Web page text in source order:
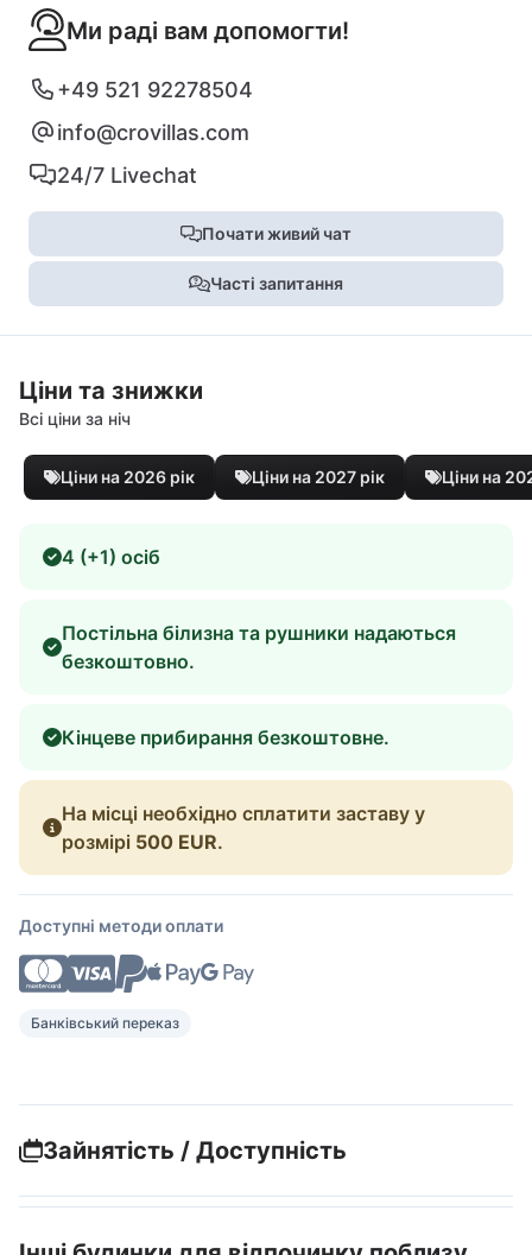
Ми раді вам допомогти!
+49 521 92278504
info@crovillas.com
24/7 Livechat
Почати живий чат
Часті запитання
Ціни та знижки
Всі ціни за ніч
Ціни на 2026 рік Ціни на 2027 рік Ціни на
4 (+1) осіб
Постільна білизна та рушники надаються
безкоштовно.
Кінцеве прибирання безкоштовне.
На місці необхідно сплатити заставу у
розмірі 500 EUR.
Доступні методи оплати
Банківський переказ
Зайнятість / Доступність